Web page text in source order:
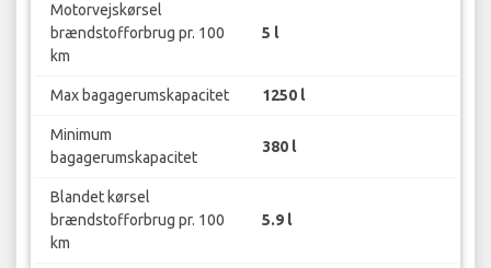
Motorvejskørsel
brændstofforbrug pr. 100
km
5 l
Max bagagerumskapacitet 1250 l
Minimum
bagagerumskapacitet
380 l
Blandet kørsel
brændstofforbrug pr. 100
km
5.9 l